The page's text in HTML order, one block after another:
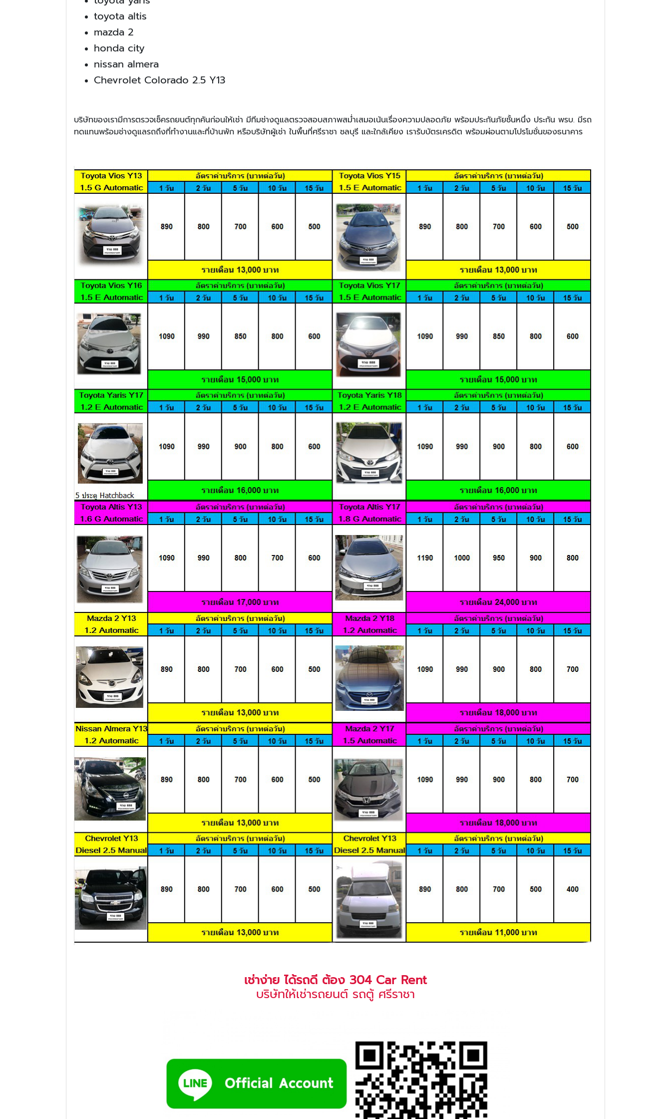
toyota altis
mazda 2
honda city
nissan almera
Chevrolet Colorado 2.5 Y13
บริษัทของเรามีการตรวจเช็ครถยนต์ทุกคันก่อนให้เช่า มีทีมช่างดูแลตรวจสอบสภาพสม่ำเสมอเน้นเรื่องความปลอดภัย พร้อมประกันภัยชั้นหนึ่ง ประกัน พรบ. มีรถ
ทดแทนพร้อมช่างดูแลรถถึงที่ทำงานและที่บ้านพัก หรือบริษัทผู้เช่า ในพื้นที่ศรีราชา ชลบุรี และใกล้เคียง เรารับบัตรเครดิต พร้อมผ่อนตามโปรโมชั่นของธนาคาร
เช่าง่าย ได้รถดี ต้อง 304 Car Rent
บริษัทให้เช่ารถยนต์ รถตู้ ศรีราชา